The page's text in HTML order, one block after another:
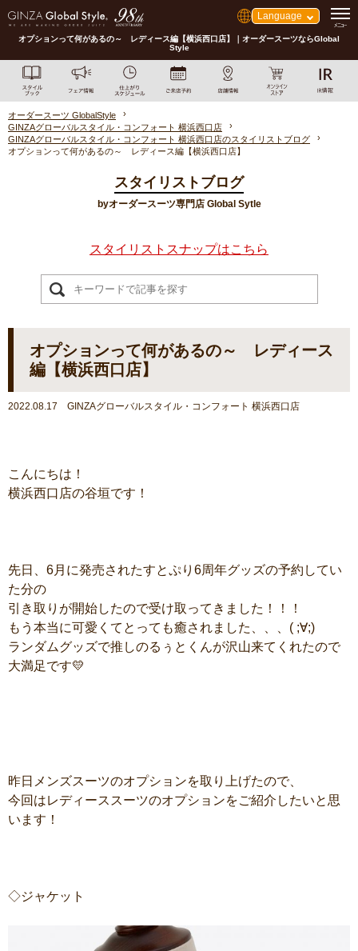
Language
オプションって何があるの～ レディース編【横浜西口店】｜オーダースーツならGlobal
Style
オーダースーツ GlobalStyle
GINZAグローバルスタイル・コンフォート 横浜西口店
GINZAグローバルスタイル・コンフォート 横浜西口店のスタイリストブログ
オプションって何があるの～ レディース編【横浜西口店】
スタイリストブログ
byオーダースーツ専門店 Global Sytle
スタイリストスナップはこちら
オプションって何があるの～ レディース
編【横浜西口店】
2022.08.17 GINZAグローバルスタイル・コンフォート 横浜西口店
こんにちは！
横浜西口店の谷垣です！
先日、6月に発売されたすとぷり6周年グッズの予約してい
た分の
引き取りが開始したので受け取ってきました！！！
もう本当に可愛くてとっても癒されました、、、( ;∀;)
ランダムグッズで推しのるぅとくんが沢山来てくれたので
大満足です💛
昨日メンズスーツのオプションを取り上げたので、
今回はレディーススーツのオプションをご紹介したいと思
います！
◇ジャケット